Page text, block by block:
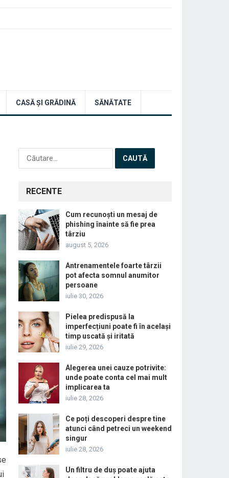
CASĂ ȘI GRĂDINĂ SĂNĂTATE
Caută
după:
RECENTE
Cum recunoști un mesaj de
phishing înainte să fie prea
târziu
august 5, 2026
Antrenamentele foarte târzii
pot afecta somnul anumitor
persoane
iulie 30, 2026
Pielea predispusă la
imperfecțiuni poate fi în același
timp uscată și iritată
iulie 29, 2026
Alegerea unei cauze potrivite:
unde poate conta cel mai mult
implicarea ta
iulie 28, 2026
Ce poți descoperi despre tine
atunci când petreci un weekend
singur
iulie 28, 2026
Un filtru de duș poate ajuta